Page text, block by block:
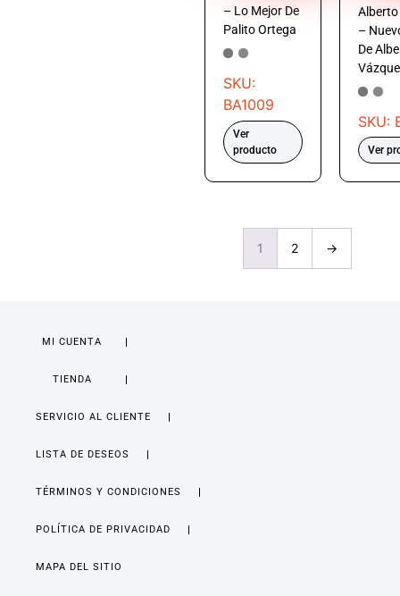
– Lo Mejor De
Palito Ortega
SKU:
BA1009
Ver
producto
–
De
SKU:
Ver
1 2 →
MI CUENTA
TIENDA
SERVICIO AL CLIENTE
LISTA DE DESEOS
TÉRMINOS Y CONDICIONES
POLÍTICA DE PRIVACIDAD
MAPA DEL SITIO